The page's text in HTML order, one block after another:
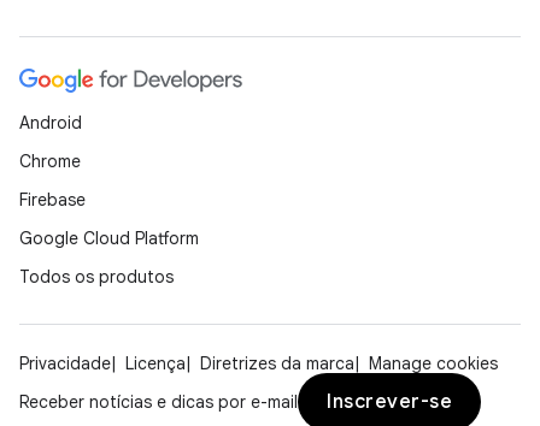
Android
Chrome
Firebase
Google Cloud Platform
Todos os produtos
Privacidade Licença Diretrizes da marca
Manage cookies
Receber notícias e dicas por e-mail
Inscrever-se